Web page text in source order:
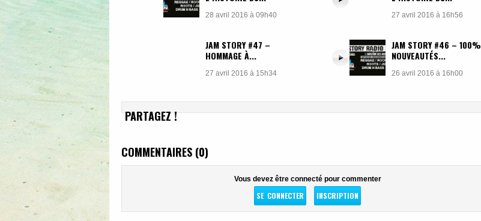
28 avril 2016 à 09h40 27 avril 2016 à 16h56
JAM STORY #47 –
HOMMAGE À...
27 avril 2016 à 15h34
JAM STORY #46 – 100%
NOUVEAUTÉS...
26 avril 2016 à 16h00
PARTAGEZ !
COMMENTAIRES (0)
Vous devez être connecté pour commenter
SE CONNECTER INSCRIPTION